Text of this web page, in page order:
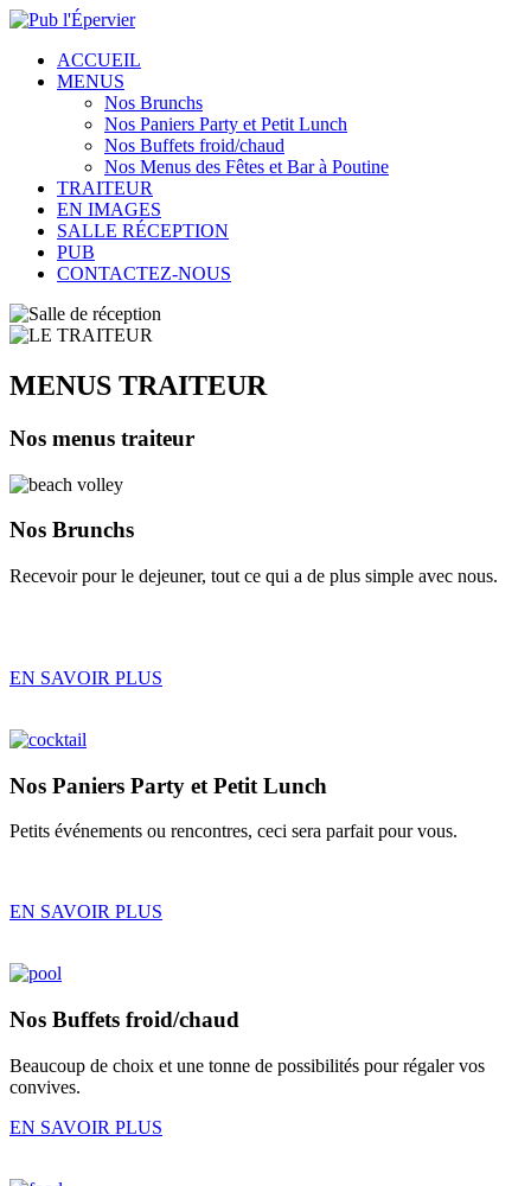
ACCUEIL
MENUS
Nos Brunchs
Nos Paniers Party et Petit Lunch
Nos Buffets froid/chaud
Nos Menus des Fêtes et Bar à Poutine
TRAITEUR
EN IMAGES
SALLE RÉCEPTION
PUB
CONTACTEZ-NOUS
MENUS TRAITEUR
Nos menus traiteur
Nos Brunchs
Recevoir pour le dejeuner, tout ce qui a de plus simple avec nous.
EN SAVOIR PLUS
Nos Paniers Party et Petit Lunch
Petits événements ou rencontres, ceci sera parfait pour vous.
EN SAVOIR PLUS
Nos Buffets froid/chaud
Beaucoup de choix et une tonne de possibilités pour régaler vos
convives.
EN SAVOIR PLUS